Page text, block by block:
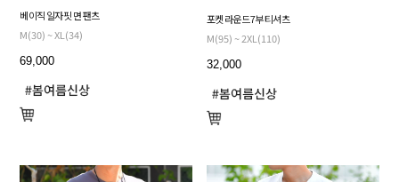
베이직 일자 핏 면 팬츠
M(30) ~ XL(34)
69,000
포켓 라운드 7부 티셔츠
M(95) ~ 2XL(110)
32,000